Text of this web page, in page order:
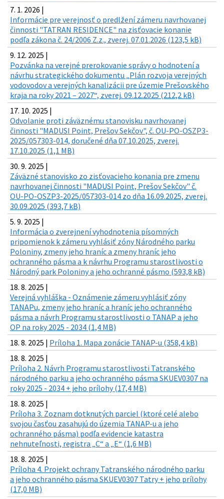
7. 1. 2026 |
Informácie pre verejnosť o predlžení zámeru navrhovanej
činnosti "TATRAN RESIDENCE" na zisťovacie konanie
podľa zákona č. 24/2006 Z.z., zverej. 07.01.2026 (123,5 kB)
9. 12. 2025 |
Pozvánka na verejné prerokovanie správy o hodnotení a
návrhu strategického dokumentu „Plán rozvoja verejných
vodovodov a verejných kanalizácii pre územie Prešovského
kraja na roky 2021 – 2027“, zverej. 09.12.2025 (212,2 kB)
17. 10. 2025 |
Odvolanie proti záväznému stanovisku navrhovanej
činnosti "MADUSI Point, Prešov Sekčov", č. OU-PO-OSZP3-
2025/057303-014, doručené dňa 07.10.2025, zverej.
17.10.2025 (1,1 MB)
30. 9. 2025 |
Záväzné stanovisko zo zisťovacieho konania pre zmenu
navrhovanej činnosti "MADUSI Point, Prešov Sekčov" č.
OU-PO-OSZP3-2025/057303-014 zo dňa 16.09.2025, zverej.
30.09.2025 (393,7 kB)
5. 9. 2025 |
Informácia o zverejnení vyhodnotenia písomných
pripomienok k zámeru vyhlásiť zóny Národného parku
Poloniny, zmeny jeho hraníc a zmeny hraníc jeho
ochranného pásma a k návrhu Programu starostlivosti o
Národný park Poloniny a jeho ochranné pásmo (593,8 kB)
18. 8. 2025 |
Verejná vyhláška - Oznámenie zámeru vyhlásiť zóny
TANAPu, zmeny jeho hraníc a hraníc jeho ochranného
pásma a návrh Programu starostlivosti o TANAP a jeho
OP na roky 2025 - 2034 (1,4 MB)
18. 8. 2025 | Príloha 1. Mapa zonácie TANAP-u (358,4 kB)
18. 8. 2025 |
Príloha 2. Návrh Programu starostlivosti Tatranského
národného parku a jeho ochranného pásma SKUEV0307 na
roky 2025 - 2034 + jeho prílohy (17,4 MB)
18. 8. 2025 |
Príloha 3. Zoznam dotknutých parciel (ktoré celé alebo
svojou časťou zasahujú do územia TANAP-u a jeho
ochranného pásma) podľa evidencie katastra
nehnuteľnosti, registra „C“ a „E“ (1,6 MB)
18. 8. 2025 |
Príloha 4. Projekt ochrany Tatranského národného parku
a jeho ochranného pásma SKUEV0307 Tatry + jeho prílohy
(17,0 MB)